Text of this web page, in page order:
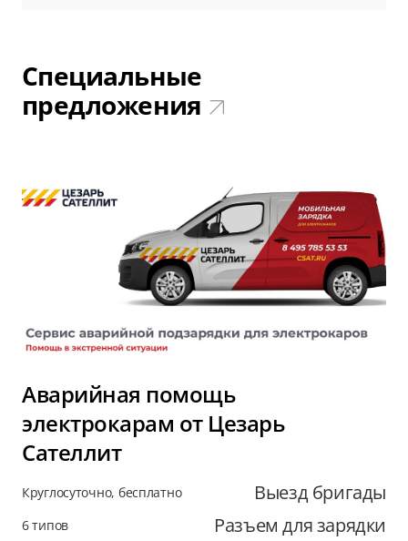
Специальные
предложения
Аварийная помощь
электрокарам от Цезарь
Сателлит
Круглосуточно, бесплатно Выезд бригады
6 типов Разъем для зарядки